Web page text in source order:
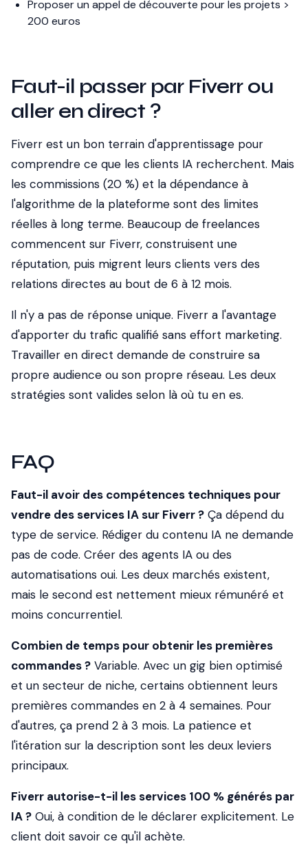
Proposer un appel de découverte pour les projets >
200 euros
Faut-il passer par Fiverr ou
aller en direct ?
Fiverr est un bon terrain d'apprentissage pour
comprendre ce que les clients IA recherchent. Mais
les commissions (20 %) et la dépendance à
l'algorithme de la plateforme sont des limites
réelles à long terme. Beaucoup de freelances
commencent sur Fiverr, construisent une
réputation, puis migrent leurs clients vers des
relations directes au bout de 6 à 12 mois.
Il n'y a pas de réponse unique. Fiverr a l'avantage
d'apporter du trafic qualifié sans effort marketing.
Travailler en direct demande de construire sa
propre audience ou son propre réseau. Les deux
stratégies sont valides selon là où tu en es.
FAQ
Faut-il avoir des compétences techniques pour
vendre des services IA sur Fiverr ? Ça dépend du
type de service. Rédiger du contenu IA ne demande
pas de code. Créer des agents IA ou des
automatisations oui. Les deux marchés existent,
mais le second est nettement mieux rémunéré et
moins concurrentiel.
Combien de temps pour obtenir les premières
commandes ? Variable. Avec un gig bien optimisé
et un secteur de niche, certains obtiennent leurs
premières commandes en 2 à 4 semaines. Pour
d'autres, ça prend 2 à 3 mois. La patience et
l'itération sur la description sont les deux leviers
principaux.
Fiverr autorise-t-il les services 100 % générés par
IA ? Oui, à condition de le déclarer explicitement. Le
client doit savoir ce qu'il achète.